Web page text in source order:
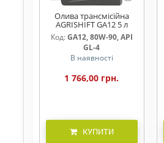
Олива трансмісійна
AGRISHIFT GA12 5 л
Код:GA12, 80W-90, API
GL-4
В наявності
1 766,00 грн.
КУПИТИ